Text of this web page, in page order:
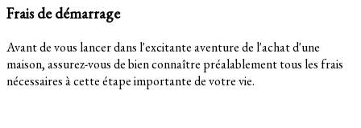
Frais de démarrage
Avant de vous lancer dans l'excitante aventure de l'achat d'une
maison, assurez-vous de bien connaître préalablement tous les frais
nécessaires à cette étape importante de votre vie.